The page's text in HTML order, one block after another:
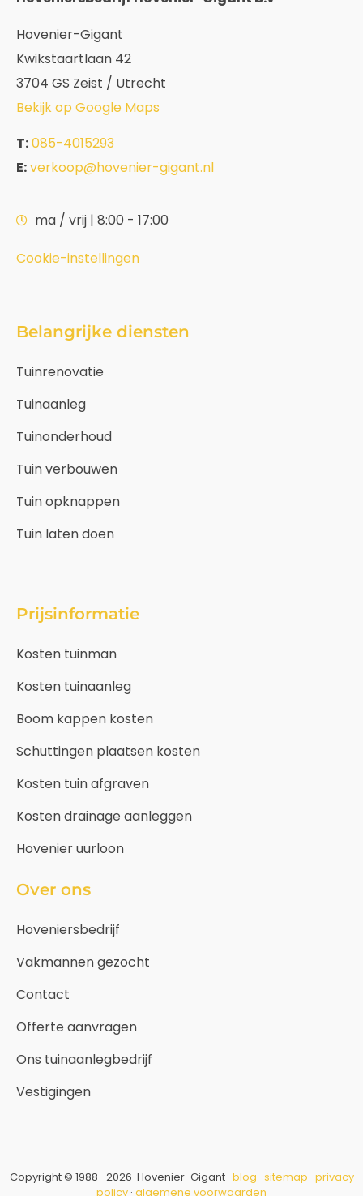
Hovenier-Gigant
Kwikstaartlaan 42
3704 GS Zeist / Utrecht
Bekijk op Google Maps
T:085-4015293
E:verkoop@hovenier-gigant.nl
ma / vrij | 8:00 - 17:00
Cookie-instellingen
Belangrijke diensten
Tuinrenovatie
Tuinaanleg
Tuinonderhoud
Tuin verbouwen
Tuin opknappen
Tuin laten doen
Prijsinformatie
Kosten tuinman
Kosten tuinaanleg
Boom kappen kosten
Schuttingen plaatsen kosten
Kosten tuin afgraven
Kosten drainage aanleggen
Hovenier uurloon
Over ons
Hoveniersbedrijf
Vakmannen gezocht
Contact
Offerte aanvragen
Ons tuinaanlegbedrijf
Vestigingen
Copyright © 1988 -2026· Hovenier-Gigant · blog · sitemap · privacy
policy · algemene voorwaarden